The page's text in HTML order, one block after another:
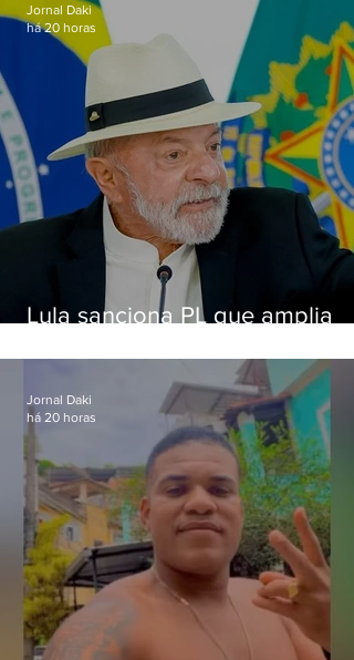
Lula sanciona PL que amplia
crianças
Jornal Daki
há 20 horas
Jornal Daki
há 20 horas